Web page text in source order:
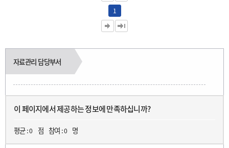
1
자료관리 담당부서
이 페이지에서 제공하는 정보에 만족하십니까?
평균 :0 점 참여 :0 명